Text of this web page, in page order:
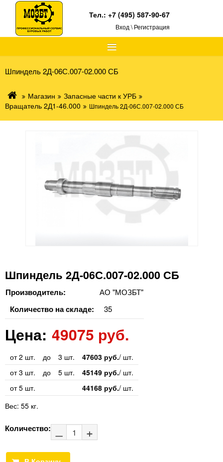
≡
Тел.:+7 (495) 587-90-67
Вход \ Регистрация
Шпиндель 2Д-06С.007-02.000 СБ
Магазин
Запасные части к УРБ
Вращатель 2Д1-46.000
Шпиндель 2Д-06С.007-02.000 СБ
Шпиндель 2Д-06С.007-02.000 СБ
Производитель: АО "МОЗБТ"
Количество на складе: 35
Цена: 49075 руб.
от 2 шт. до 3 шт. 47603 руб./ шт.
от 3 шт.
до 5 шт. 45149 руб./ шт.
от 5 шт.
44168 руб./ шт.
Вес: 55 кг.
Количество: